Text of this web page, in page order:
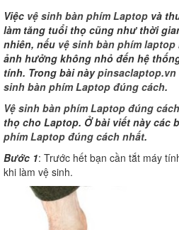
Màn Hình - LCD Laptop Phụ Kiện
Phụ Kiện - Game Gear Dịch Vụ
Việc vệ sinh bàn phím Laptop và
làm tăng tuổi thọ cũng như thời
nhiên, nếu vệ sinh bàn phím laptop
ảnh hưởng không nhỏ đến hệ
tính. Trong bài nàypinsaclaptop.vn
sinh bàn phím Laptop đúng cách.
Vệ sinh bàn phím Laptop đúng cách
thọ cho Laptop. Ở bài viết này các
phím Laptop đúng cách nhất.
Bước 1: Trước hết bạn cần tắt máy
khi làm vệ sinh.